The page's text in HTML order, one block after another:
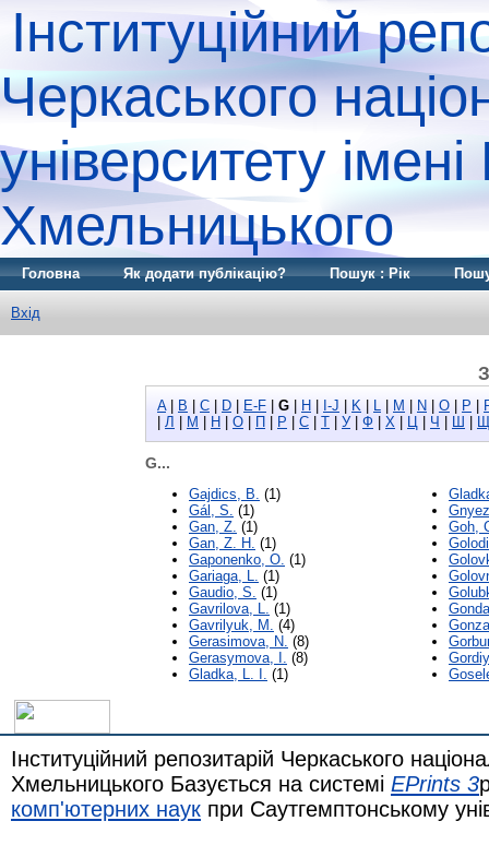
Інституційний
Черкаського
університету
Хмельницького
Головна Як додати публікацію? Пошук : Рік
Вхід
A| B C D E-F G H I-J K M N O P
Л М Н О П Р С Т У| Ф Х Ч
G...
Gajdics, B. (1)
Gál, S. (1)
Gan, Z. (1)
Gan, Z. H. (1)
Gaponenko, O. (1)
Gariaga, L. (1)
Gaudio, S. (1)
Gavrilova, L. (1)
Gavrilyuk, M. (4)
Gerasimova, N. (8)
Gerasymova, I. (8)
Gladka, L. I. (1)
Goh,
Інституційний репозитарій Черкаського
Хмельницького Базується на системі EPrints 3
комп'ютерних наук при Саутгемптонському